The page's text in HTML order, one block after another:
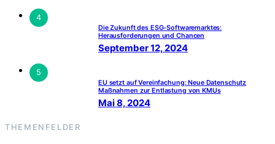
4
Die Zukunft des ESG-Softwaremarktes:
Herausforderungen und Chancen
September 12, 2024
5
EU setzt auf Vereinfachung: Neue Datenschutz
Maßnahmen zur Entlastung von KMUs
Mai 8, 2024
THEMENFELDER